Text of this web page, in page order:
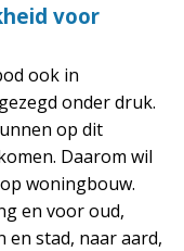
voor
ook in
onder druk.
op dit
Daarom wil
woningbouw.
en voor oud,
stad, naar aard,